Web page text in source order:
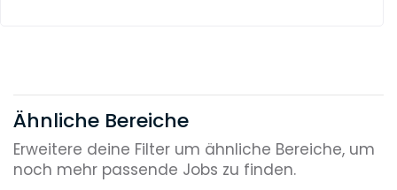
Ähnliche Bereiche
Erweitere deine Filter um ähnliche Bereiche, um
noch mehr passende Jobs zu finden.